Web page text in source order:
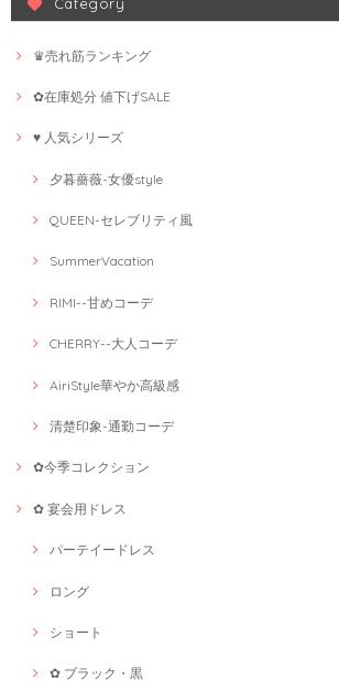
♛売れ筋ランキング
✿在庫処分 値下げSALE
♥ 人気シリーズ
夕暮薔薇-女優style
QUEEN-セレブリティ風
SummerVacation
RIMI--甘めコーデ
CHERRY--大人コーデ
AiriStyle華やか高級感
清楚印象-通勤コーデ
✿今季コレクション
✿ 宴会用ドレス
パーテイードレス
ロング
ショート
✿ ブラック・黒